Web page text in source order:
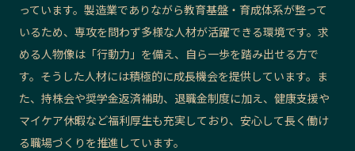
っています。製造業でありながら教育基盤・育成体系が整って
いるため、専攻を問わず多様な人材が活躍できる環境です。求
める人物像は「行動力」を備え、自ら一歩を踏み出せる方で
す。そうした人材には積極的に成長機会を提供しています。ま
た、持株会や奨学金返済補助、退職金制度に加え、健康支援や
マイケア休暇など福利厚生も充実しており、安心して長く働け
る職場づくりを推進しています。